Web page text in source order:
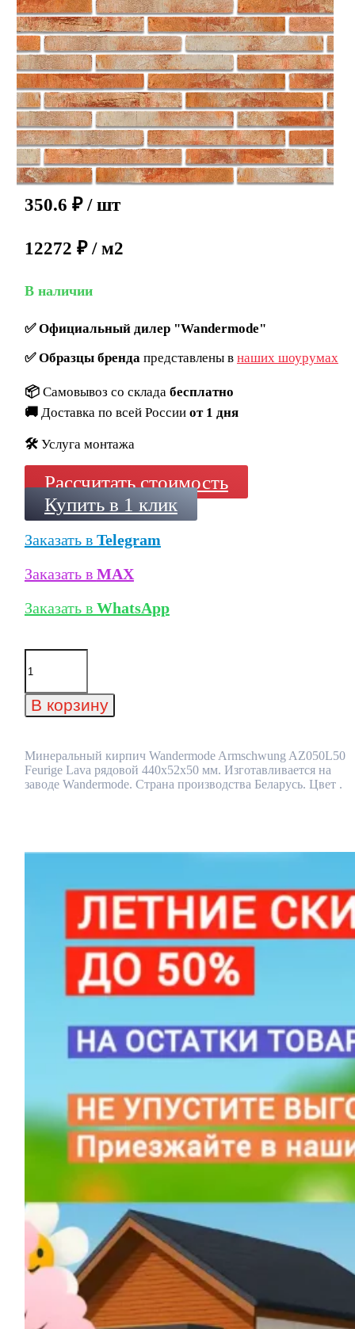
350.6 ₽ / шт
12272 ₽ / м2
В наличии
✅Официальный дилер "Wandermode"
✅Образцы брендапредставлены в наших шоурумах
📦 Самовывоз со склада бесплатно
🚚 Доставка по всей России от 1 дня
🛠️ Услуга монтажа
Рассчитать стоимость
Купить в 1 клик
Заказать в Telegram
Заказать в MAX
Заказать в WhatsApp
Количество
товара
кирпич
Wandermode
Feurige
Lava
рядовой
В корзину
Минеральный кирпич Wandermode Armschwung AZ050L50
Feurige Lava рядовой 440x52x50 мм. Изготавливается на
заводе Wandermode. Страна производства Беларусь. Цвет .